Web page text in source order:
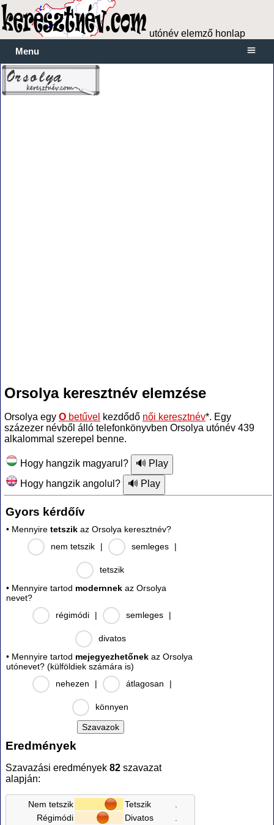
utónév elemző honlap
Menu
Orsolya keresztnév elemzése
Orsolya egy O betűvel kezdődő női keresztnév*. Egy
százezer névből álló telefonkönyvben Orsolya utónév 439
alkalommal szerepel benne.
Hogy hangzik magyarul?
Hogy hangzik angolul?
Gyors kérdőív
• Mennyire tetszik az Orsolya keresztnév?
nem tetszik
| semleges |
tetszik
• Mennyire tartod modernnek az Orsolya
nevet?
régimódi
| semleges |
divatos
• Mennyire tartod mejegyezhetőnek az Orsolya
utónevet? (külföldiek számára is)
nehezen
| átlagosan |
könnyen
Eredmények
Szavazási eredmények 82 szavazat
alapján:
Nem tetszik Tetszik
Régimódi
Divatos